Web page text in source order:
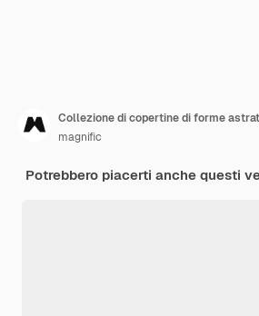
Collezione di copertine di forme
magnific
Potrebbero piacerti anche questi